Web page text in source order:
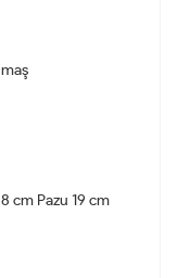
cm Pazu 19 cm